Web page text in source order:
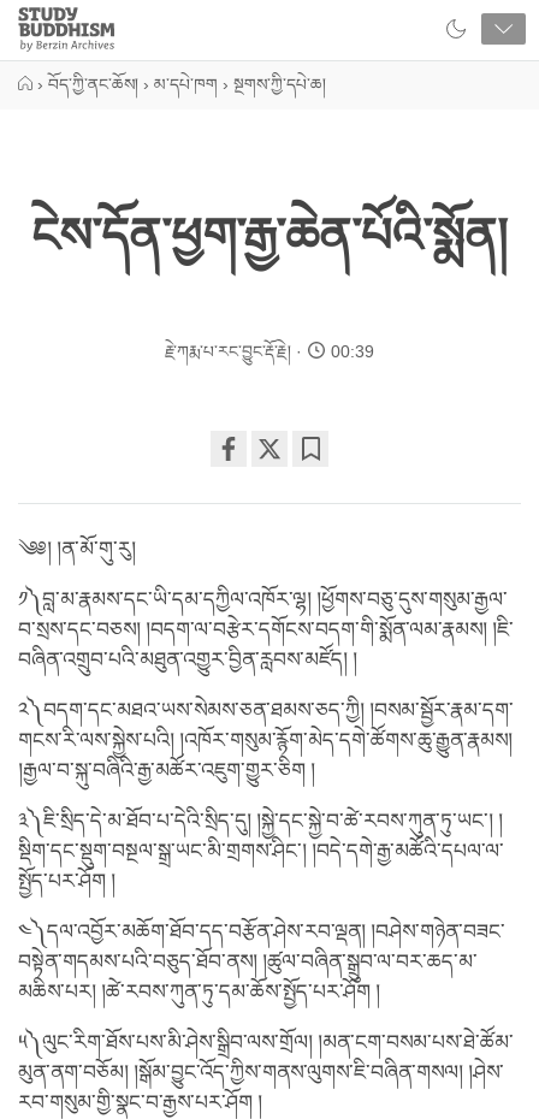
Close
Study
Buddhism
Home
› བོད་ཀྱི་ནང་ཆོས། › མ་དཔེ་ཁག › སྔགས་ཀྱི་དཔེ་ཆ།
ངེས་དོན་ཕྱག་རྒྱ་ཆེན་པོའི་སྨོན།
རྗེ་ཀརྨ་པ་རང་བྱུང་རྡོ་རྗེ། 00:39
on
༄༅། །ན་མོ་གུ་རུ།
༡༽བླ་མ་རྣམས་དང་ཡི་དམ་དཀྱིལ་འཁོར་ལྷ། །ཕྱོགས་བཅུ་དུས་གསུམ་རྒྱལ་
བ་སྲས་དང་བཅས། །བདག་ལ་བརྩེར་དགོངས་བདག་གི་སྨོན་ལམ་རྣམས། །ཇི་
བཞིན་འགྲུབ་པའི་མཐུན་འགྱུར་བྱིན་རླབས་མཛོད། །
༢༽བདག་དང་མཐའ་ཡས་སེམས་ཅན་ཐམས་ཅད་ཀྱི། །བསམ་སྦྱོར་རྣམ་དག་
གངས་རི་ལས་སྐྱེས་པའི། །འཁོར་གསུམ་རྙོག་མེད་དགེ་ཚོགས་ཆུ་རྒྱུན་རྣམས།
།རྒྱལ་བ་སྐུ་བཞིའི་རྒྱ་མཚོར་འཇུག་གྱུར་ཅིག །
༣༽ཇི་སྲིད་དེ་མ་ཐོབ་པ་དེའི་སྲིད་དུ། །སྐྱེ་དང་སྐྱེ་བ་ཚེ་རབས་ཀུན་ཏུ་ཡང་། །
སྡིག་དང་སྡུག་བསྔལ་སྒྲ་ཡང་མི་གྲགས་ཤིང་། །བདེ་དགེ་རྒྱ་མཚོའི་དཔལ་ལ་
སྤྱོད་པར་ཤོག །
༤༽དལ་འབྱོར་མཆོག་ཐོབ་དད་བརྩོན་ཤེས་རབ་ལྡན། །བཤེས་གཉེན་བཟང་
བསྟེན་གདམས་པའི་བཅུད་ཐོབ་ནས། །ཚུལ་བཞིན་སྒྲུབ་ལ་བར་ཆད་མ་
མཆིས་པར། །ཚེ་རབས་ཀུན་ཏུ་དམ་ཆོས་སྤྱོད་པར་ཤོག །
༥༽ལུང་རིག་ཐོས་པས་མི་ཤེས་སྒྲིབ་ལས་གྲོལ། །མན་ངག་བསམ་པས་ཐེ་ཚོམ་
མུན་ནག་བཅོམ། །སྒོམ་བྱུང་འོད་ཀྱིས་གནས་ལུགས་ཇི་བཞིན་གསལ། །ཤེས་
རབ་གསུམ་གྱི་སྣང་བ་རྒྱས་པར་ཤོག །